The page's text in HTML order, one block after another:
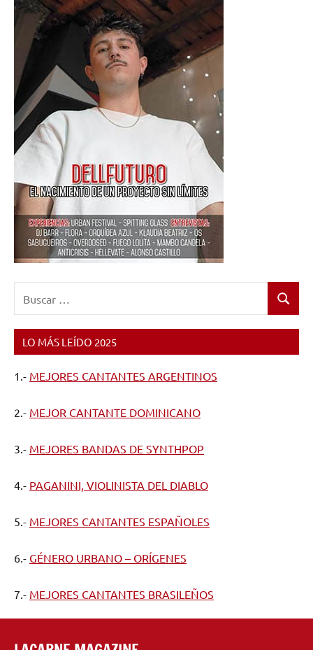
Buscar
LO MÁS LEÍDO 2025
1.- MEJORES CANTANTES ARGENTINOS
2.- MEJOR CANTANTE DOMINICANO
3.- MEJORES BANDAS DE SYNTHPOP
4.- PAGANINI, VIOLINISTA DEL DIABLO
5.- MEJORES CANTANTES ESPAÑOLES
6.- GÉNERO URBANO – ORÍGENES
7.- MEJORES CANTANTES BRASILEÑOS